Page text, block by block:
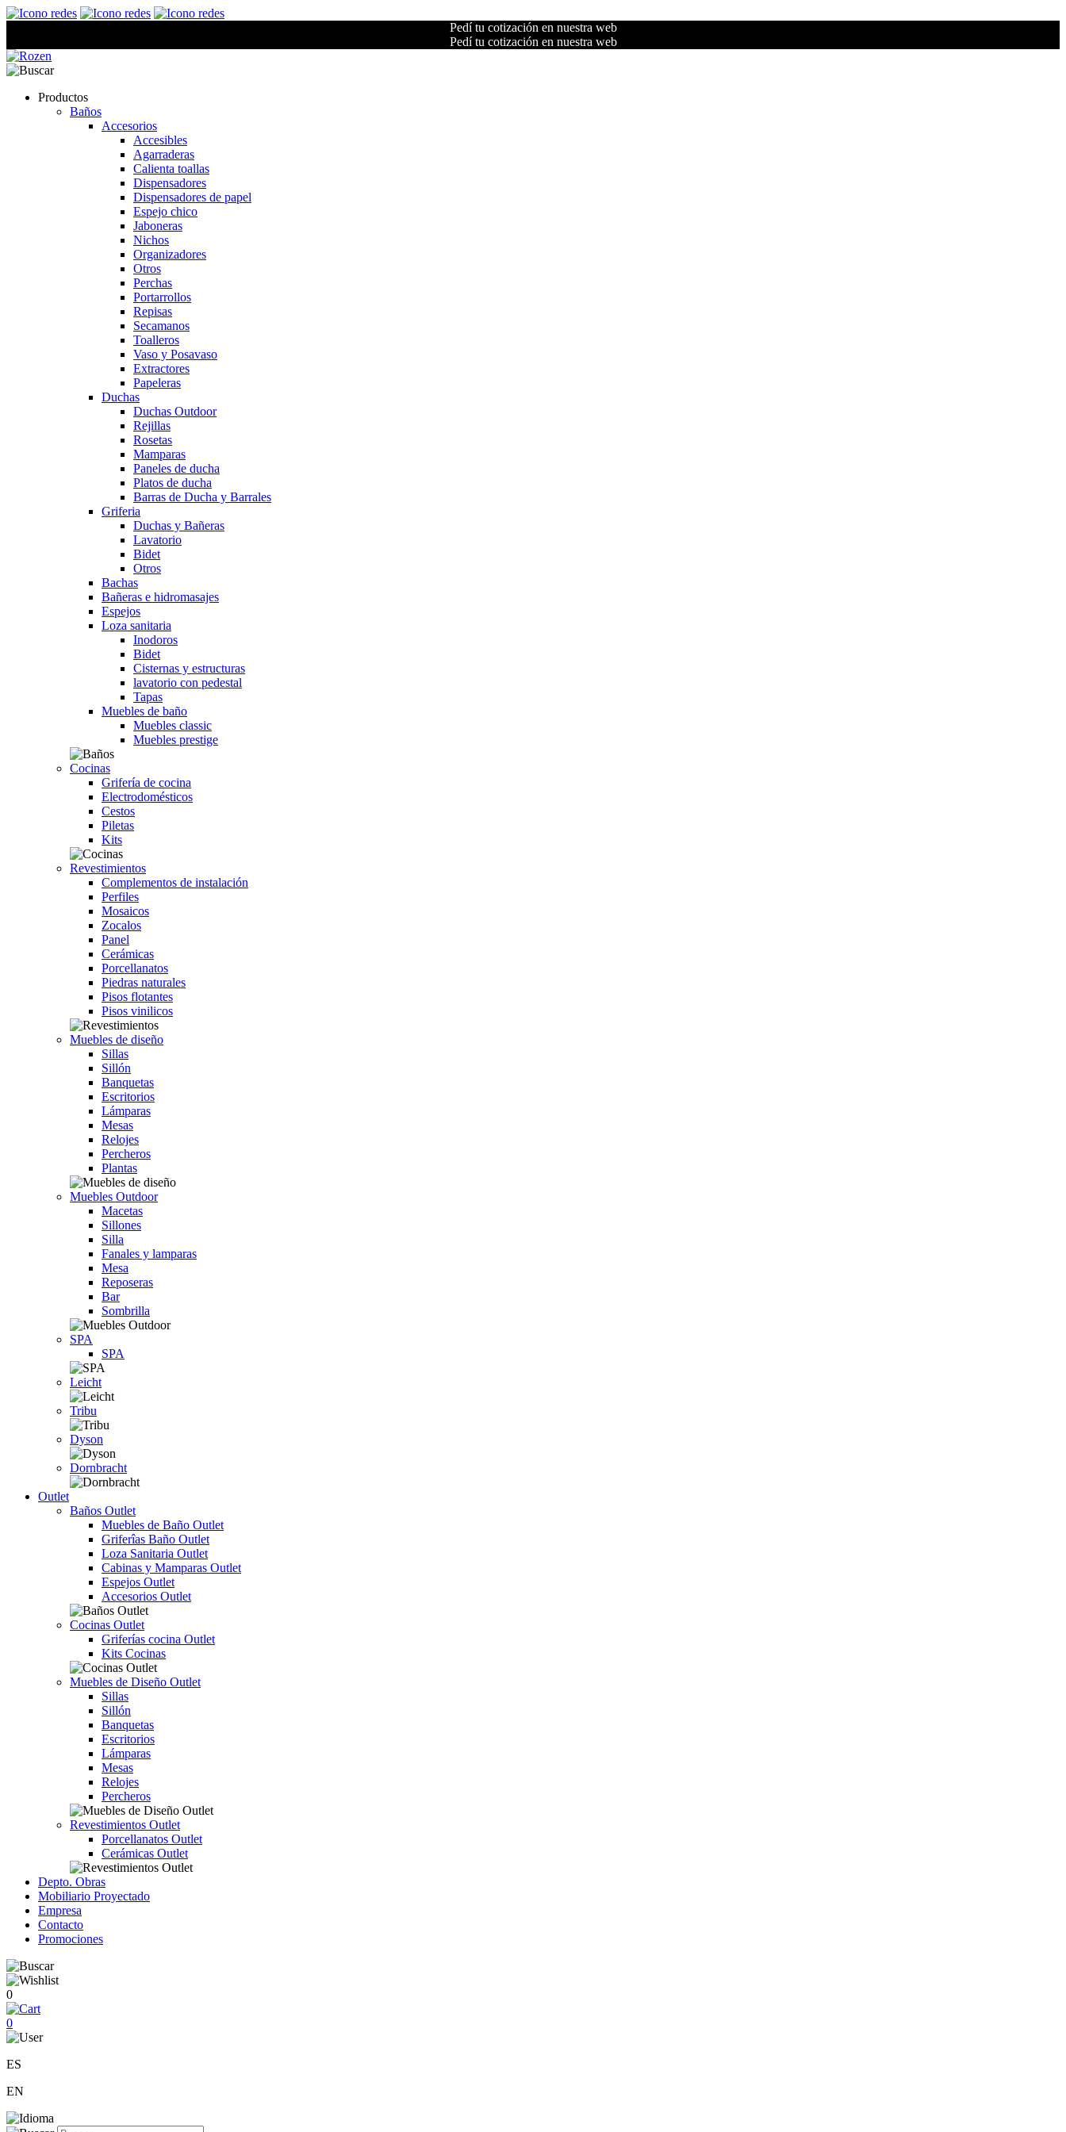
Pedí tu cotización en nuestra web
Pedí tu cotización en nuestra web
Productos
Baños
Accesorios
Accesibles
Agarraderas
Calienta toallas
Dispensadores
Dispensadores de papel
Espejo chico
Jaboneras
Nichos
Organizadores
Otros
Perchas
Portarrollos
Repisas
Secamanos
Toalleros
Vaso y Posavaso
Extractores
Papeleras
Duchas
Duchas Outdoor
Rejillas
Rosetas
Mamparas
Paneles de ducha
Platos de ducha
Barras de Ducha y Barrales
Griferia
Duchas y Bañeras
Lavatorio
Bidet
Otros
Bachas
Bañeras e hidromasajes
Espejos
Loza sanitaria
Inodoros
Bidet
Cisternas y estructuras
lavatorio con pedestal
Tapas
Muebles de baño
Muebles classic
Muebles prestige
Cocinas
Grifería de cocina
Electrodomésticos
Cestos
Piletas
Kits
Revestimientos
Complementos de instalación
Perfiles
Mosaicos
Zocalos
Panel
Cerámicas
Porcellanatos
Piedras naturales
Pisos flotantes
Pisos vinilicos
Muebles de diseño
Sillas
Sillón
Banquetas
Escritorios
Lámparas
Mesas
Relojes
Percheros
Plantas
Muebles Outdoor
Macetas
Sillones
Silla
Fanales y lamparas
Mesa
Reposeras
Bar
Sombrilla
SPA
SPA
Leicht
Tribu
Dyson
Dornbracht
Outlet
Baños Outlet
Muebles de Baño Outlet
Griferîas Baño Outlet
Loza Sanitaria Outlet
Cabinas y Mamparas Outlet
Espejos Outlet
Accesorios Outlet
Cocinas Outlet
Griferías cocina Outlet
Kits Cocinas
Muebles de Diseño Outlet
Sillas
Sillón
Banquetas
Escritorios
Lámparas
Mesas
Relojes
Percheros
Revestimientos Outlet
Porcellanatos Outlet
Cerámicas Outlet
Depto. Obras
Mobiliario Proyectado
Empresa
Contacto
Promociones
0
0
ES
EN